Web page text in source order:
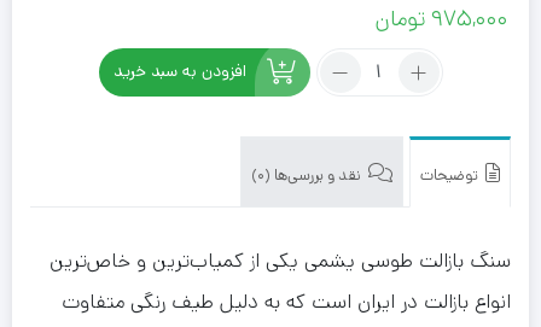
975,000 تومان
تعداد:
طوسی
افزودن به سبد خرید
توضیحات نقد و بررسی‌ها (0)
سنگ بازالت طوسی یشمی یکی از کمیاب‌ترین و خاص‌ترین
انواع بازالت در ایران است که به دلیل طیف رنگی متفاوت